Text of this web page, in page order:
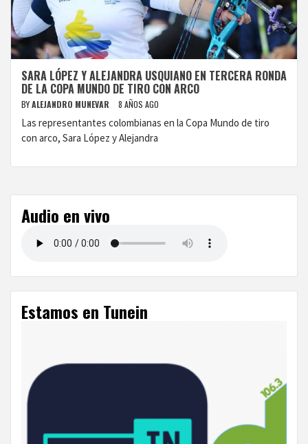
SARA LÓPEZ Y ALEJANDRA USQUIANO EN TERCERA RONDA
DE LA COPA MUNDO DE TIRO CON ARCO
BYALEJANDRO MUNEVAR 8 AÑOS AGO
Las representantes colombianas en la Copa Mundo de tiro
con arco, Sara López y Alejandra
Audio en vivo
Estamos en Tunein